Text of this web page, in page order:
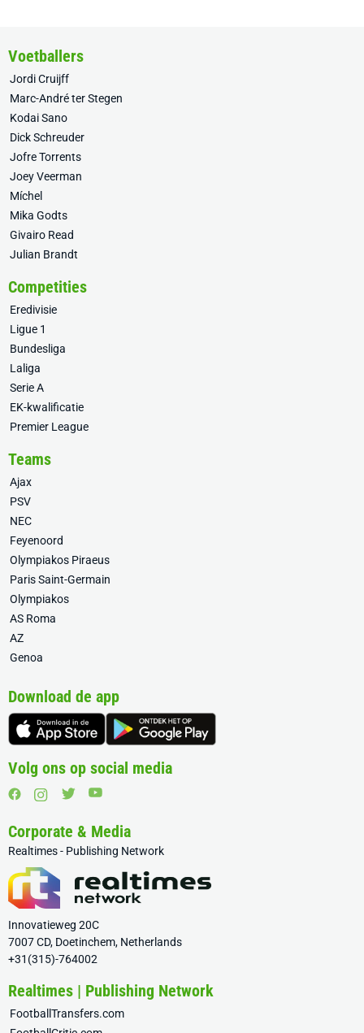
Voetballers
Jordi Cruijff
Marc-André ter Stegen
Kodai Sano
Dick Schreuder
Jofre Torrents
Joey Veerman
Míchel
Mika Godts
Givairo Read
Julian Brandt
Competities
Eredivisie
Ligue 1
Bundesliga
Laliga
Serie A
EK-kwalificatie
Premier League
Teams
Ajax
PSV
NEC
Feyenoord
Olympiakos Piraeus
Paris Saint-Germain
Olympiakos
AS Roma
AZ
Genoa
Download de app
Volg ons op social media
Corporate & Media
Realtimes - Publishing Network
Innovatieweg 20C
7007 CD, Doetinchem, Netherlands
+31(315)-764002
Realtimes | Publishing Network
FootballTransfers.com